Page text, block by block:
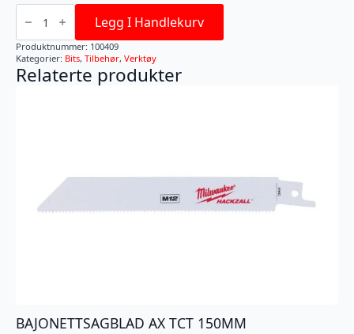
BITS
SHOCKWAVE
PH2X50MM
CD
10P
antall
Legg I Handlekurv
Produktnummer: 100409
Kategorier: Bits, Tilbehør, Verktøy
Relaterte produkter
BAJONETTSAGBLAD AX TCT 150MM